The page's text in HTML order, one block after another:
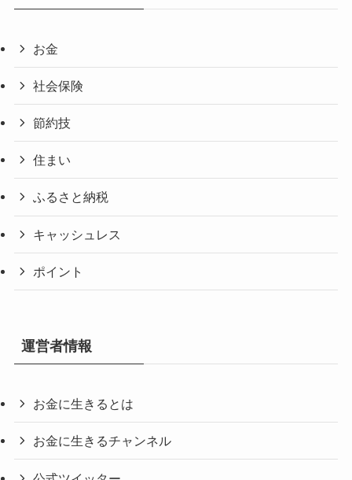
お金
社会保険
節約技
住まい
ふるさと納税
キャッシュレス
ポイント
運営者情報
お金に生きるとは
お金に生きるチャンネル